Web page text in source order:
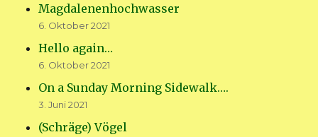
Magdalenenhochwasser
6. Oktober 2021
Hello again…
6. Oktober 2021
On a Sunday Morning Sidewalk….
3. Juni 2021
(Schräge) Vögel